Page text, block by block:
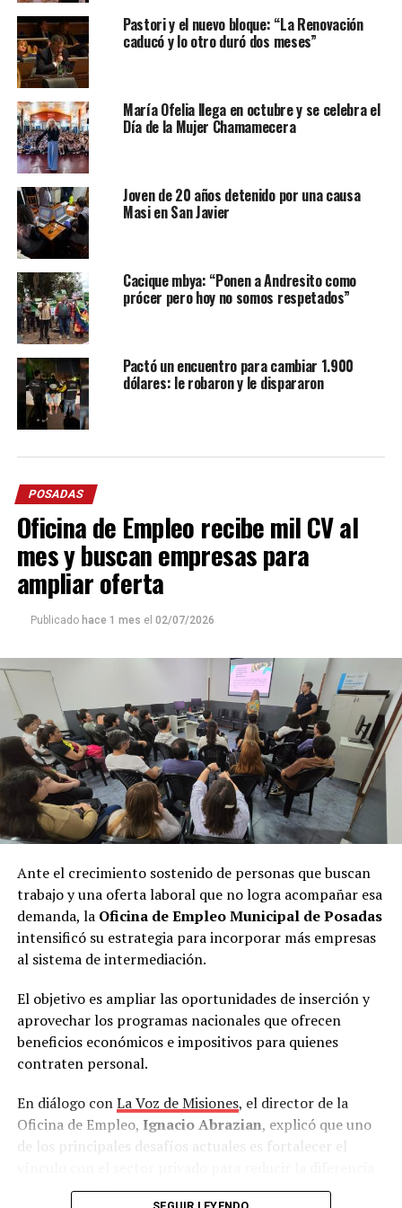
Pastori y el nuevo bloque: “La Renovación
caducó y lo otro duró dos meses”
María Ofelia llega en octubre y se celebra el
Día de la Mujer Chamamecera
Joven de 20 años detenido por una causa
Masi en San Javier
Cacique mbya: “Ponen a Andresito como
prócer pero hoy no somos respetados”
Pactó un encuentro para cambiar 1.900
dólares: le robaron y le dispararon
POSADAS
Oficina de Empleo recibe mil CV al
mes y buscan empresas para
ampliar oferta
Publicado hace 1 mes el 02/07/2026
Ante el crecimiento sostenido de personas que buscan
trabajo y una oferta laboral que no logra acompañar esa
demanda, la Oficina de Empleo Municipal de Posadas
intensificó su estrategia para incorporar más empresas
al sistema de intermediación.
El objetivo es ampliar las oportunidades de inserción y
aprovechar los programas nacionales que ofrecen
beneficios económicos e impositivos para quienes
contraten personal.
En diálogo conLa Voz de Misiones, el director de la
Oficina de Empleo, Ignacio Abrazian, explicó que uno
de los principales desafíos actuales es fortalecer el
que existe entre quienes buscan un empleo y las